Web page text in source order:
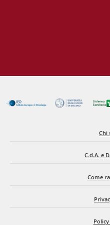
Chi
C.d.A. e
Come